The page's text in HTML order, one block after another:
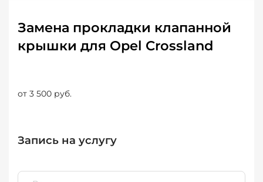
Замена прокладки клапанной
крышки для Opel Crossland
от 3 500 руб.
Запись на услугу